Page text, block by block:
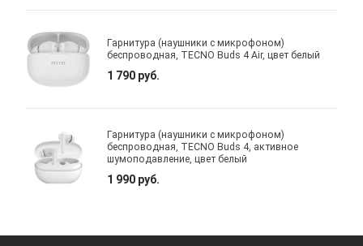
Гарнитура (наушники с микрофоном)
беспроводная, TECNO Buds 4 Air, цвет белый
1 790 руб.
Гарнитура (наушники с микрофоном)
беспроводная, TECNO Buds 4, активное
шумоподавление, цвет белый
1 990 руб.